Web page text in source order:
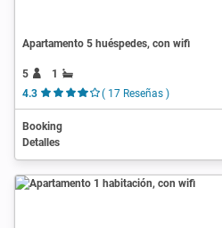
Apartamento 5 huéspedes, con wifi
5
1
4.3
( 17 Reseñas )
Booking
Detalles